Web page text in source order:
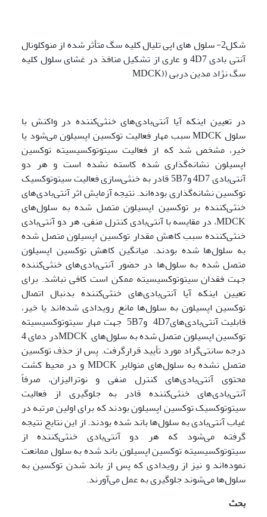
شکل2- سلول های اپی تلیال کلیه سگ متأثر شده از منوکلونال
آنتی بادی 4D7 و عاری از تشکیل منافذ در غشای سلول کلیه
سگ نژاد مدین دربی ((MDCK
در تعیین اینکه آیا آنتی‌بادی‌های خنثی‌کننده در واکنش با
سلول MDCK سبب مهار فعالیت توکسین اپسیلون می‌شود یا
خیر، مشخص شد که از فعالیت سیتوتوکسیسیته توکسین
اپسیلون نشانه‌گذاری شده کاسته نشده است و هر دو
آنتی‌بادی 4D7 و5B7 قادر به خنثی‌سازی فعالیت سیتوتوکسیک
توکسین نشانه‌گذاری بوده‌اند. نتیجه آزمایش اثر آنتی‌بادی‌های
خنثی‌کننده بر توکسین اپسیلون متصل شده به سلول‌های
MDCK، در مقایسه با آنتی‌بادی کنترل منفی، هر دو آنتی‌بادی
خنثی‌کننده سبب کاهش مقدار توکسین اپسیلون متصل شده
به سلول‌ها شده بودند. میانگین کاهش توکسین اپسیلون
متصل شده به سلول‌ها در حضور آنتی‌بادی‌های خنثی‌کننده
جهت فقدان سیتوتوکسیسیته ممکن است کافی نباشد. برای
تعیین اینکه آیا آنتی‌بادی‌های خنثی‌کننده بدنبال اتصال
توکسین اپسیلون به سلول‌ها مانع رویدادی شده‌اند یا خیر،
قابلیت آنتی‌بادی‌های4D7 و5B7 جهت مهار سیتوتوکسیسیته
توکسین اپسیلون متصل شده به سلول‌های MDCKدر دمای 4
درجه سانتی‌گراد مورد تأیید قرارگرفت. پس از حذف توکسین
متصل نشده به سلول‌های منولایر MDCK و در محیط کشت
محتوی آنتی‌بادی‌های کنترل منفی و نوترالیزان، صرفاً
آنتی‌بادی‌های خنثی‌کننده قادر به جلوگیری از فعالیت
سیتوتوکسیک توکسین اپسیلون بودند که برای اولین مرتبه در
غیاب آنتی‌بادی به سلول‌ها باند شده بودند. از این نتایج نتیجه
گرفته می‌شود که هر دو آنتی‌بادی خنثی‌کننده از
سیتوتوکسیسیته توکسین اپسیلون باند شده به سلول ممانعت
نموده‌اند و نیز از رویدادی که پس از باند شدن توکسین به
سلول‌ها می‌شوند جلوگیری به عمل می‌آورند.
بحث